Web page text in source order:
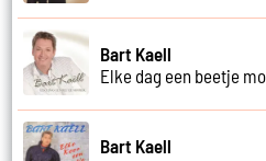
Bart Kaell
Elke dag een beetje
Bart Kaell